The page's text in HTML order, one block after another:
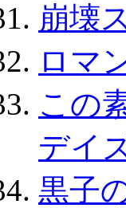
崩壊
ロマ
この
デイ
黒子